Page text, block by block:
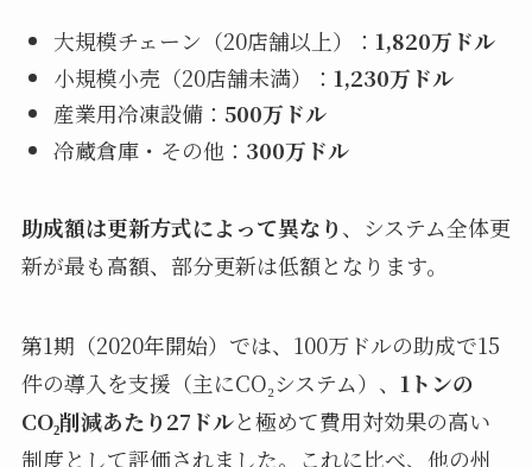
大規模チェーン（20店舗以上）： 1,820万ドル
小規模小売（20店舗未満）： 1,230万ドル
産業用冷凍設備： 500万ドル
冷蔵倉庫・その他： 300万ドル
助成額は更新方式によって異なり、システム全体更
新が最も高額、部分更新は低額となります。
第1期（2020年開始）では、100万ドルの助成で15
件の導入を支援（主にCO₂システム）、 1トンの
CO₂削減あたり27ドルと極めて費用対効果の高い
制度として評価されました。これに比べ、他の州